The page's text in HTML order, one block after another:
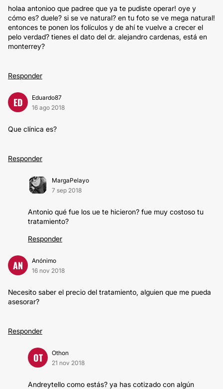
holaa antonioo que padree que ya te pudiste operar! oye y
cómo es? duele? si se ve natural? en tu foto se ve mega natural!
entonces te ponen los folículos y de ahí te vuelve a crecer el
pelo verdad? tienes el dato del dr. alejandro cardenas, está en
monterrey?
Responder
ED
Eduardo87
16 ago 2018
Que clínica es?
Responder
MargaPelayo
7 sep 2018
Antonio qué fue los ue te hicieron? fue muy costoso tu
tratamiento?
Responder
AN
Anónimo
16 nov 2018
Necesito saber el precio del tratamiento, alguien que me pueda
asesorar?
Responder
OT
Othon
21 nov 2018
Andreytello como estás? ya has cotizado con algún